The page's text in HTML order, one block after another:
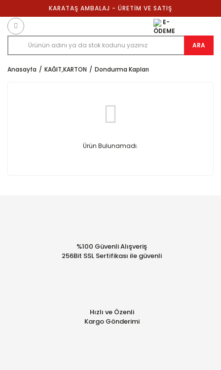
KARATAŞ AMBALAJ - ÜRETİM VE SATIŞ
ARA
E-
ÖDEME
Anasayfa KAĞIT,KARTON Dondurma Kapları
Ürün Bulunamadı.
%100 Güvenli Alışveriş
256Bit SSL Sertifikası ile güvenli
Hızlı ve Özenli
Kargo Gönderimi